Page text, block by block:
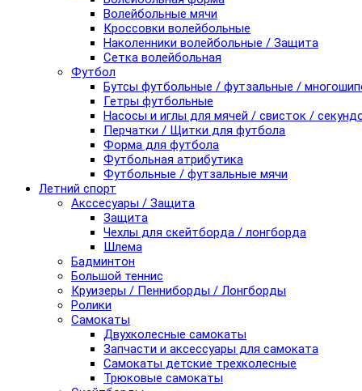
Волейбольные мячи
Кроссовки волейбольные
Наколенники волейбольные / Защита
Сетка волейбольная
Футбол
Бутсы футбольные / футзальные /
Гетры футбольные
Насосы и иглы для мячей / свисток /
Перчатки / Щитки для футбола
Форма для футбола
Футбольная атрибутика
Футбольные / футзальные мячи
Летний спорт
Акссесуары / Защита
Защита
Чехлы для скейтборда / лонгборда
Шлема
Бадминтон
Большой теннис
Круизеры / Пенниборды / Лонгборды
Ролики
Самокаты
Двухколесные самокаты
Запчасти и аксессуары для самоката
Самокаты детские трехколесные
Трюковые самокаты